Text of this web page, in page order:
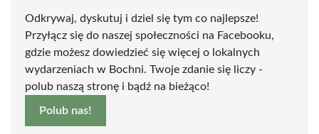
Odkrywaj, dyskutuj i dziel się tym co najlepsze!
Przyłącz się do naszej społeczności na Facebooku,
gdzie możesz dowiedzieć się więcej o lokalnych
wydarzeniach w Bochni. Twoje zdanie się liczy -
polub naszą stronę i bądź na bieżąco!
Polub nas!